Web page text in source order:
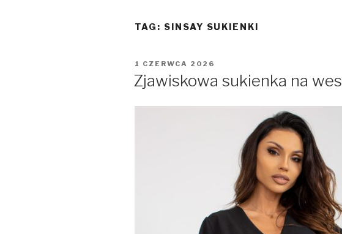
TAG: SINSAY SUKIENKI
OPUBLIKOWANE
1 CZERWCA 2026
Zjawiskowa sukienka na